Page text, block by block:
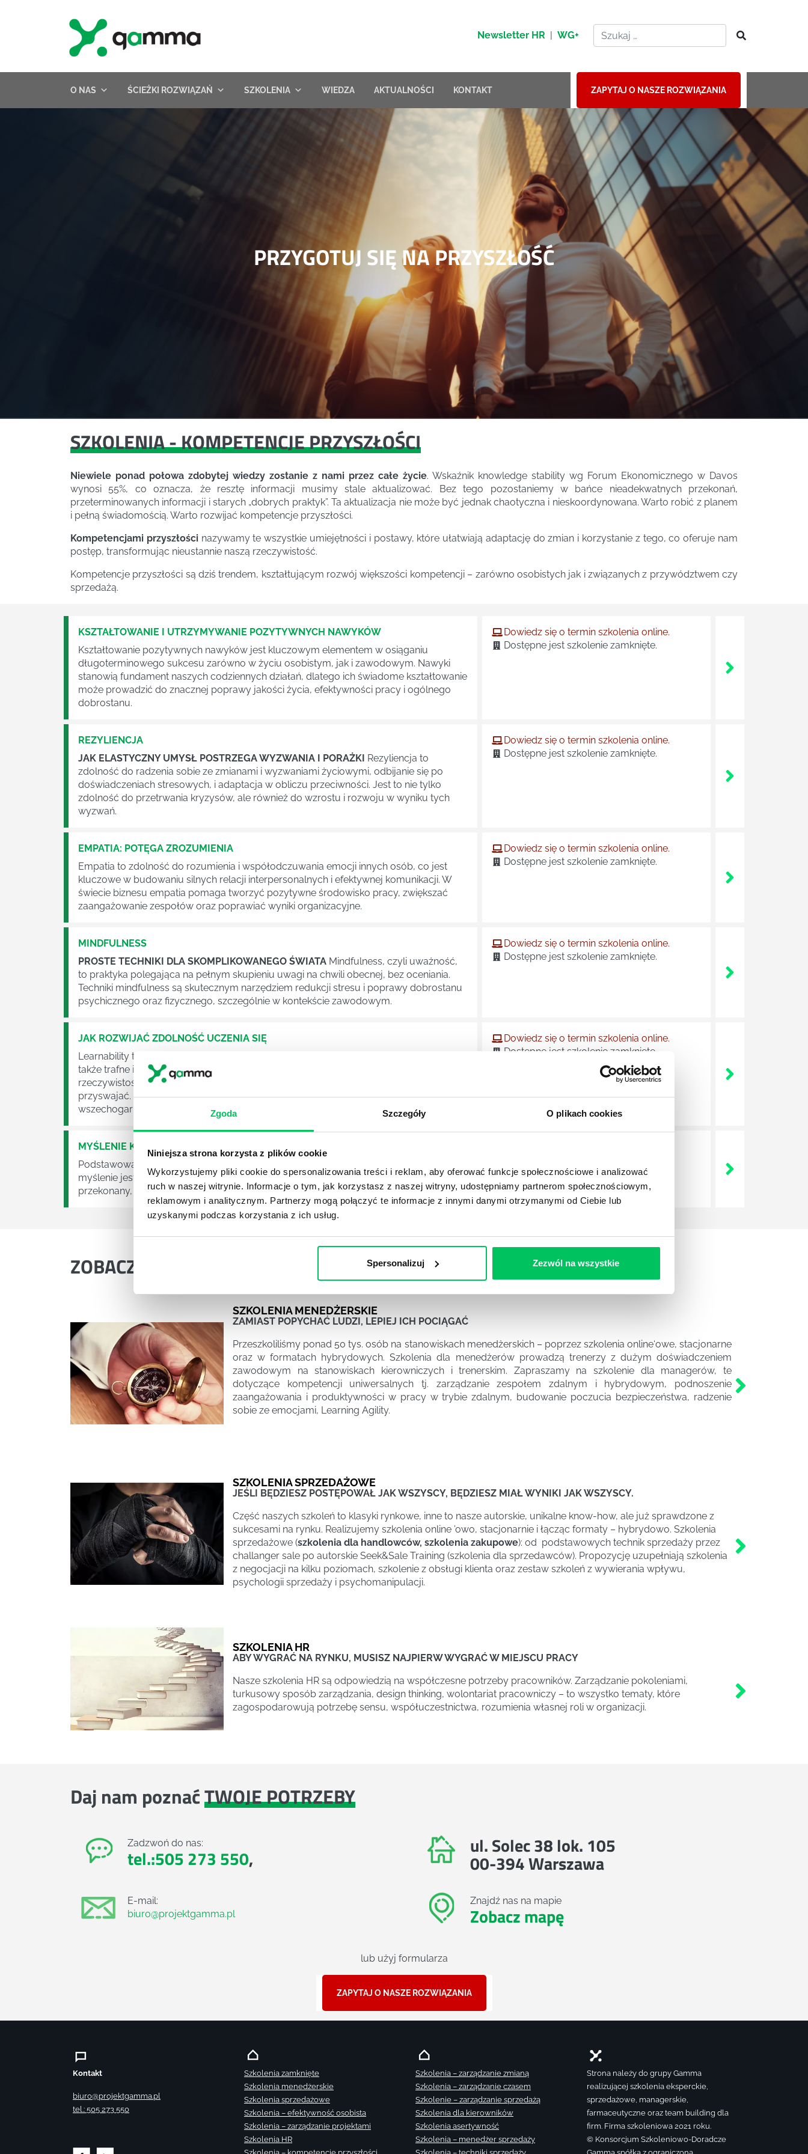
Zgoda Szczegóły O plikach cookies
Niniejsza strona korzysta z plików cookie
Wykorzystujemy pliki cookie do spersonalizowania treści i reklam, aby oferować funkcje społecznościowe i analizować
ruch w naszej witrynie. Informacje o tym, jak korzystasz z naszej witryny, udostępniamy partnerom społecznościowym,
reklamowym i analitycznym. Partnerzy mogą połączyć te informacje z innymi danymi otrzymanymi od Ciebie lub
uzyskanymi podczas korzystania z ich usług.
Spersonalizuj Zezwól na wszystkie
Newsletter HR | WG+
O NAS ŚCIEŻKI ROZWIĄZAŃ SZKOLENIA WIEDZA AKTUALNOŚCI KONTAKT ZAPYTAJ O NASZE ROZWIĄZANIA
PRZYGOTUJ SIĘ NA PRZYSZŁOŚĆ
SZKOLENIA - KOMPETENCJE PRZYSZŁOŚCI
Niewiele ponad połowa zdobytej wiedzy zostanie z nami przez całe życie. Wskaźnik knowledge stability wg Forum Ekonomicznego w Davos
wynosi 55%, co oznacza, że resztę informacji musimy stale aktualizować. Bez tego pozostaniemy w bańce nieadekwatnych przekonań,
przeterminowanych informacji i starych „dobrych praktyk”. Ta aktualizacja nie może być jednak chaotyczna i nieskoordynowana. Warto robić z planem
i pełną świadomością. Warto rozwijać kompetencje przyszłości.
Kompetencjami przyszłościnazywamy te wszystkie umiejętności i postawy, które ułatwiają adaptację do zmian i korzystanie z tego, co oferuje nam
postęp, transformując nieustannie naszą rzeczywistość.
Kompetencje przyszłości są dziś trendem, kształtującym rozwój większości kompetencji – zarówno osobistych jak i związanych z przywództwem czy
sprzedażą.
KSZTAŁTOWANIE I UTRZYMYWANIE POZYTYWNYCH NAWYKÓW
Kształtowanie pozytywnych nawyków jest kluczowym elementem w osiąganiu
długoterminowego sukcesu zarówno w życiu osobistym, jak i zawodowym. Nawyki
stanowią fundament naszych codziennych działań, dlatego ich świadome kształtowanie
może prowadzić do znacznej poprawy jakości życia, efektywności pracy i ogólnego
dobrostanu.
Dowiedz się o termin szkolenia online.
Dostępne jest szkolenie zamknięte.
REZYLIENCJA
JAK ELASTYCZNY UMYSŁ POSTRZEGA WYZWANIA I PORAŻKI Rezyliencja to
zdolność do radzenia sobie ze zmianami i wyzwaniami życiowymi, odbijanie się po
doświadczeniach stresowych, i adaptacja w obliczu przeciwności. Jest to nie tylko
zdolność do przetrwania kryzysów, ale również do wzrostu i rozwoju w wyniku tych
wyzwań.
Dowiedz się o termin szkolenia online.
Dostępne jest szkolenie zamknięte.
EMPATIA: POTĘGA ZROZUMIENIA
Empatia to zdolność do rozumienia i współodczuwania emocji innych osób, co jest
kluczowe w budowaniu silnych relacji interpersonalnych i efektywnej komunikacji. W
świecie biznesu empatia pomaga tworzyć pozytywne środowisko pracy, zwiększać
zaangażowanie zespołów oraz poprawiać wyniki organizacyjne.
Dowiedz się o termin szkolenia online.
Dostępne jest szkolenie zamknięte.
MINDFULNESS
PROSTE TECHNIKI DLA SKOMPLIKOWANEGO ŚWIATA Mindfulness, czyli uważność,
to praktyka polegająca na pełnym skupieniu uwagi na chwili obecnej, bez oceniania.
Techniki mindfulness są skutecznym narzędziem redukcji stresu i poprawy dobrostanu
psychicznego oraz fizycznego, szczególnie w kontekście zawodowym.
Dowiedz się o termin szkolenia online.
Dostępne jest szkolenie zamknięte.
JAK ROZWIJAĆ ZDOLNOŚĆ UCZENIA SIĘ
Learnability to nie tylko zdolność zapamiętywania i stosowania wiedzy w praktyce. To
także trafne identyfikowanie obszarów do zmiany i sprawne poruszanie się w
rzeczywistości przesyconej informacjami i nowinkami, których nie mamy czasu
przyswajać. Bez tej umiejętności pogrążymy się w chaosie, pogoni za nowościami,
wszechogarniającym uczuciu FOMO i wielkiej frustracji.
Dowiedz się o termin szkolenia online.
Dostępne jest szkolenie zamknięte.
MYŚLENIE KRYTYCZNE
Podstawowa zasada towarzysząca myśleniu krytycznemu: myśl jak myślisz. Nasze
myślenie jest na co dzień najczęściej pozbawione tej metarefleksji. Każdy z nas jest
przekonany, że myśli rozsądnie, jednak nie oznacza to, że myśli krytycznie.
ZOBACZ
SZKOLENIA MENEDŻERSKIE
ZAMIAST POPYCHAĆ LUDZI, LEPIEJ ICH POCIĄGAĆ
Przeszkoliliśmy ponad 50 tys. osób na stanowiskach menedżerskich – poprzez szkolenia online‘owe, stacjonarne
oraz w formatach hybrydowych. Szkolenia dla menedżerów prowadzą trenerzy z dużym doświadczeniem
zawodowym na stanowiskach kierowniczych i trenerskim. Zapraszamy na szkolenie dla managerów, te
dotyczące kompetencji uniwersalnych tj. zarządzanie zespołem zdalnym i hybrydowym, podnoszenie
zaangażowania i produktywności w pracy w trybie zdalnym, budowanie poczucia bezpieczeństwa, radzenie
sobie ze emocjami, Learning Agility.
SZKOLENIA SPRZEDAŻOWE
JEŚLI BĘDZIESZ POSTĘPOWAŁ JAK WSZYSCY, BĘDZIESZ MIAŁ WYNIKI JAK WSZYSCY.
Część naszych szkoleń to klasyki rynkowe, inne to nasze autorskie, unikalne know-how, ale już sprawdzone z
sukcesami na rynku. Realizujemy szkolenia online ’owo, stacjonarnie i łącząc formaty – hybrydowo. Szkolenia
sprzedażowe (szkolenia dla handlowców, szkolenia zakupowe): od podstawowych technik sprzedaży przez
challanger sale po autorskie Seek&Sale Training (szkolenia dla sprzedawców). Propozycję uzupełniają szkolenia
z negocjacji na kilku poziomach, szkolenie z obsługi klienta oraz zestaw szkoleń z wywierania wpływu,
psychologii sprzedaży i psychomanipulacji.
SZKOLENIA HR
ABY WYGRAĆ NA RYNKU, MUSISZ NAJPIERW WYGRAĆ W MIEJSCU PRACY
Nasze szkolenia HR są odpowiedzią na współczesne potrzeby pracowników. Zarządzanie pokoleniami,
turkusowy sposób zarządzania, design thinking, wolontariat pracowniczy – to wszystko tematy, które
zagospodarowują potrzebę sensu, współuczestnictwa, rozumienia własnej roli w organizacji.
Daj nam poznaćTWOJE POTRZEBY
Zadzwoń do nas:
tel.:505 273 550,
E-mail:
biuro@projektgamma.pl
ul. Solec 38 lok. 105
00-394 Warszawa
Znajdź nas na mapie
Zobacz mapę
lub użyj formularza
ZAPYTAJ O NASZE ROZWIĄZANIA
Kontakt
biuro@projektgamma.pl
tel.: 505 273 550
Szkolenia zamknięte
Szkolenia menedżerskie
Szkolenia sprzedażowe
Szkolenia – efektywność osobista
Szkolenia – zarządzanie projektami
Szkolenia HR
Szkolenia – zarządzanie zmianą
Szkolenia – zarządzanie czasem
Szkolenie – zarządzanie sprzedażą
Szkolenia dla kierowników
Szkolenia asertywność
Szkolenia – menedżer sprzedaży
Strona należy do grupy Gamma
realizującej szkolenia eksperckie,
sprzedażowe, managerskie,
farmaceutyczne oraz team building dla
firm. Firma szkoleniowa 2021 roku.
© Konsorcjum Szkoleniowo-Doradcze